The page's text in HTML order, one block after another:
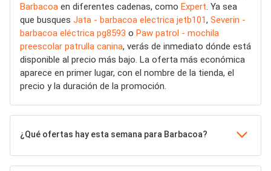
Barbacoa en diferentes cadenas, como Expert . Ya sea
que busques Jata - barbacoa electrica jetb101, Severin -
barbacoa eléctrica pg8593 o Paw patrol - mochila
preescolar patrulla canina, verás de inmediato dónde está
disponible al precio más bajo. La oferta más económica
aparece en primer lugar, con el nombre de la tienda, el
precio y la duración de la promoción.
¿Qué ofertas hay esta semana para Barbacoa?